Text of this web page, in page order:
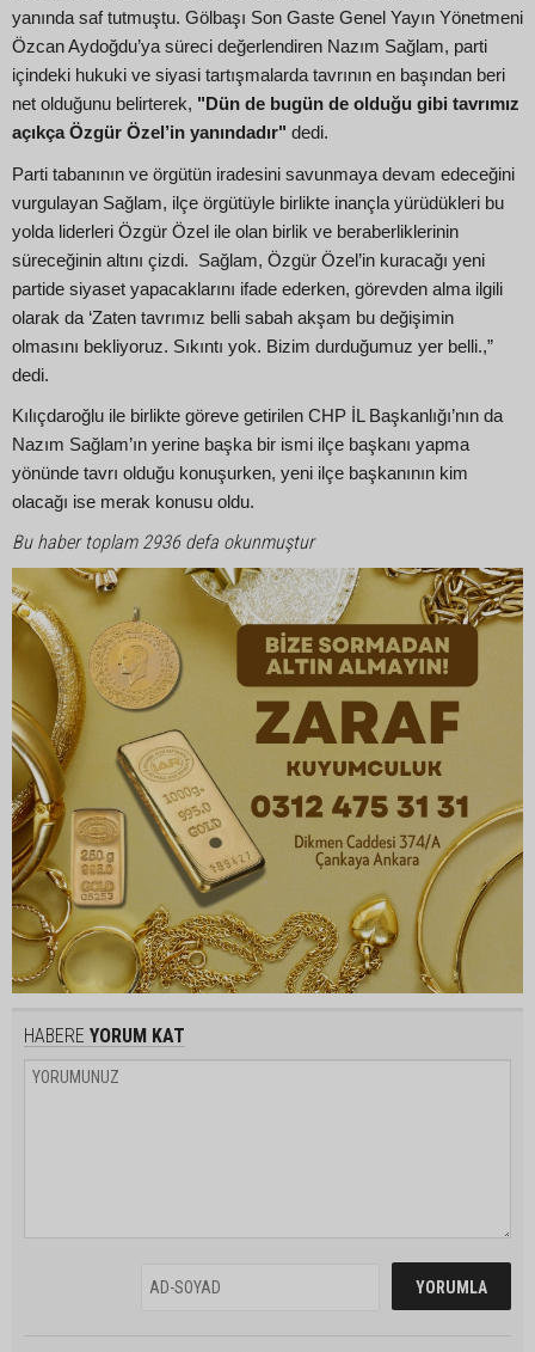
yanında saf tutmuştu. Gölbaşı Son Gaste Genel Yayın Yönetmeni
Özcan Aydoğdu’ya süreci değerlendiren Nazım Sağlam, parti
içindeki hukuki ve siyasi tartışmalarda tavrının en başından beri
net olduğunu belirterek, "Dün de bugün de olduğu gibi tavrımız
açıkça Özgür Özel’in yanındadır" dedi.
Parti tabanının ve örgütün iradesini savunmaya devam edeceğini
vurgulayan Sağlam, ilçe örgütüyle birlikte inançla yürüdükleri bu
yolda liderleri Özgür Özel ile olan birlik ve beraberliklerinin
süreceğinin altını çizdi. Sağlam, Özgür Özel’in kuracağı yeni
partide siyaset yapacaklarını ifade ederken, görevden alma ilgili
olarak da ‘Zaten tavrımız belli sabah akşam bu değişimin
olmasını bekliyoruz. Sıkıntı yok. Bizim durduğumuz yer belli.,”
dedi.
Kılıçdaroğlu ile birlikte göreve getirilen CHP İL Başkanlığı’nın da
Nazım Sağlam’ın yerine başka bir ismi ilçe başkanı yapma
yönünde tavrı olduğu konuşurken, yeni ilçe başkanının kim
olacağı ise merak konusu oldu.
Bu haber toplam 2936 defa okunmuştur
HABERE YORUM KAT